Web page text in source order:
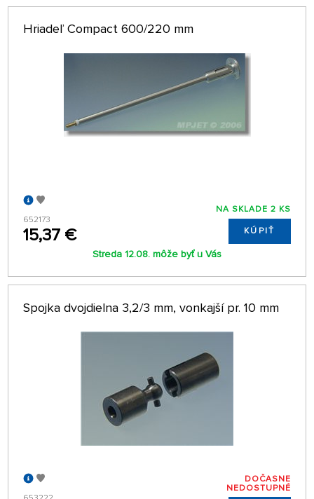
Hriadeľ Compact 600/220 mm
652173
15,37 €
NA SKLADE 2 KS
KÚPIŤ
Streda 12.08. môže byť u Vás
Spojka dvojdielna 3,2/3 mm, vonkajší pr. 10 mm
DOČASNE
NEDOSTUPNÉ